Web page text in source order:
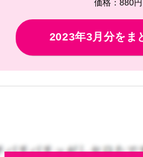
価格：880円
2023年3月分をま